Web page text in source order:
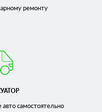
ремонту
авто самостоятельно